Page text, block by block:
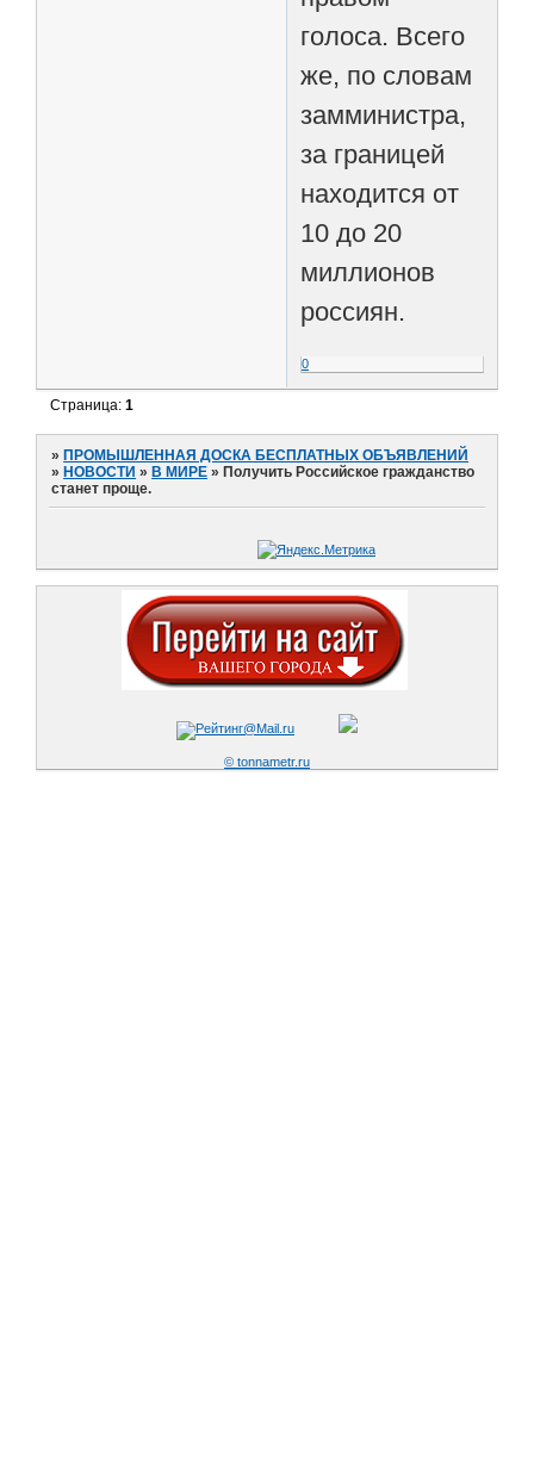
голоса. Всего
же, по словам
замминистра,
за границей
находится от
10 до 20
миллионов
россиян.
0
Страница:1
» ПРОМЫШЛЕННАЯ ДОСКА БЕСПЛАТНЫХ ОБЪЯВЛЕНИЙ
» НОВОСТИ » В МИРЕ » Получить Российское гражданство
станет проще.
© tonnametr.ru